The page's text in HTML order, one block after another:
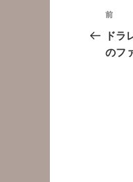
投
稿
ナ
前
の
投
前
ドラ
のフ